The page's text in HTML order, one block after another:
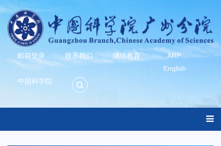
邮箱登录 联系我们 继续教育
ARP
English
中国科学院